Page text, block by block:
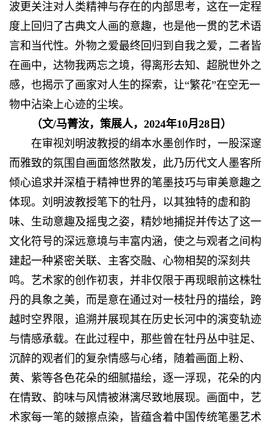
波更关注对人类精神与存在的内部思考，这在一定程
度上回归了古典文人画的意趣，也是他一贯的艺术语
言和当代性。外物之爱最终回归到自我之爱，二者皆
在画中，达物我两忘之境，得离形去知、超脱世外之
感，也揭示了画家对人生的探索，让“繁花”在空无一
物中沾染上心迹的尘埃。
（文/马菁汝，策展人，2024年10月28日）
在审视刘明波教授的绢本水墨创作时，一股深邃
而雅致的氛围自画面悠然散发，此乃历代文人墨客所
倾心追求并深植于精神世界的笔墨技巧与审美意趣之
体现。刘明波教授笔下的牡丹，以其独特的虚和韵
味、生动意趣及摇曳之姿，精妙地捕捉并传达了这一
文化符号的深远意境与丰富内涵，使之与观者之间构
建起一种紧密关联、主客交融、心物相契的深刻共
鸣。艺术家的创作初衷，并非仅限于再现眼前这株牡
丹的具象之美，而是意在通过对一枝牡丹的描绘，跨
越时空界限，追溯并展现其在历史长河中的演变轨迹
与情感承载。在此过程中，那些曾在牡丹丛中驻足、
沉醉的观者们的复杂情感与心绪，随着画面上粉、
黄、紫等各色花朵的细腻描绘，逐一浮现，花朵的内
在情致、韵味与风情被淋漓尽致地展现。画面中，艺
术家每一笔的皴擦点染，皆蕴含着中国传统笔墨艺术